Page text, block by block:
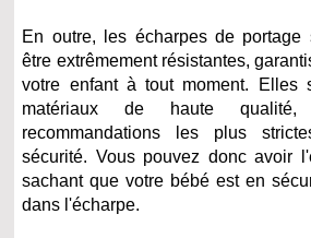
En outre, les écharpes de portage
être extrêmement résistantes,
votre enfant à tout moment. Elles
matériaux de haute qualité,
recommandations les plus
sécurité. Vous pouvez donc avoir
sachant que votre bébé est en
dans l'écharpe.